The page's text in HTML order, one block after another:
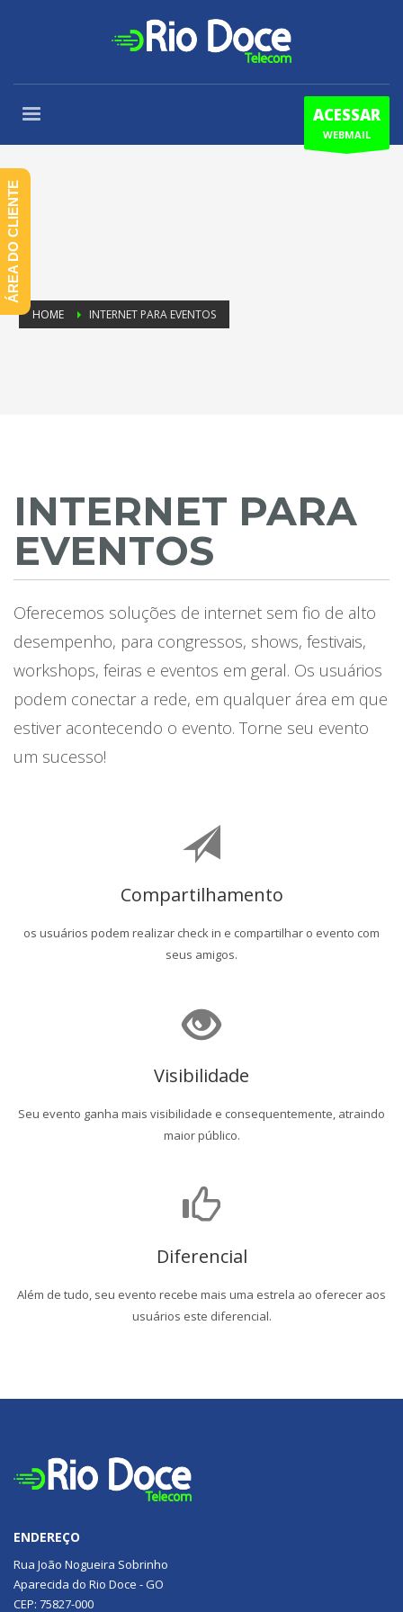
ACESSAR
WEBMAIL
HOME INTERNET PARA EVENTOS
INTERNET PARA
EVENTOS
Oferecemos soluções de internet sem fio de alto
desempenho, para congressos, shows, festivais,
workshops, feiras e eventos em geral. Os usuários
podem conectar a rede, em qualquer área em que
estiver acontecendo o evento. Torne seu evento
um sucesso!
Compartilhamento
os usuários podem realizar check in e compartilhar o evento com
seus amigos.
Visibilidade
Seu evento ganha mais visibilidade e consequentemente, atraindo
maior público.
Diferencial
Além de tudo, seu evento recebe mais uma estrela ao oferecer aos
usuários este diferencial.
ENDEREÇO
Rua João Nogueira Sobrinho
Aparecida do Rio Doce - GO
CEP: 75827-000
ÁREA DO CLIENTE